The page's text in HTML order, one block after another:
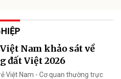
Nam khảo sát về
đất Việt 2026
Việt Nam - Cơ quan thường trực